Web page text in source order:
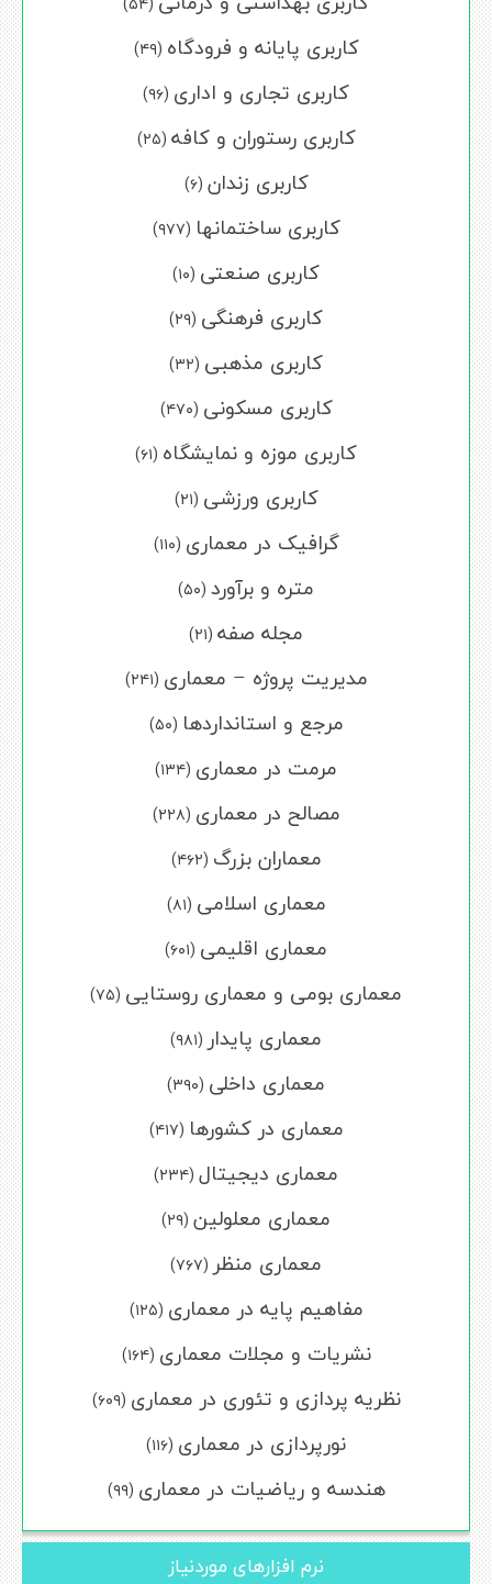
کاربری پایانه و فرودگاه (۴۹)
کاربری تجاری و اداری (۹۶)
کاربری رستوران و کافه (۲۵)
کاربری زندان (۶)
کاربری ساختمانها (۹۷۷)
کاربری صنعتی (۱۰)
کاربری فرهنگی (۲۹)
کاربری مذهبی (۳۲)
کاربری مسکونی (۴۷۰)
کاربری موزه و نمایشگاه (۶۱)
کاربری ورزشی (۲۱)
گرافیک در معماری (۱۱۰)
متره و برآورد (۵۰)
مجله صفه (۲۱)
مدیریت پروژه – معماری (۲۴۱)
مرجع و استانداردها (۵۰)
مرمت در معماری (۱۳۴)
مصالح در معماری (۲۲۸)
معماران بزرگ (۴۶۲)
معماری اسلامی (۸۱)
معماری اقلیمی (۶۰۱)
معماری بومی و معماری روستایی (۷۵)
معماری پایدار (۹۸۱)
معماری داخلی (۳۹۰)
معماری در کشورها (۴۱۷)
معماری دیجیتال (۲۳۴)
معماری معلولین (۲۹)
معماری منظر (۷۶۷)
مفاهیم پایه در معماری (۱۲۵)
نشریات و مجلات معماری (۱۶۴)
نظریه پردازی و تئوری در معماری (۶۰۹)
نورپردازی در معماری (۱۱۶)
هندسه و ریاضیات در معماری (۹۹)
نرم افزارهای موردنیاز